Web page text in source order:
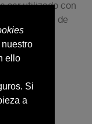
ello
Si
a
ser utilizado con
la fuente de